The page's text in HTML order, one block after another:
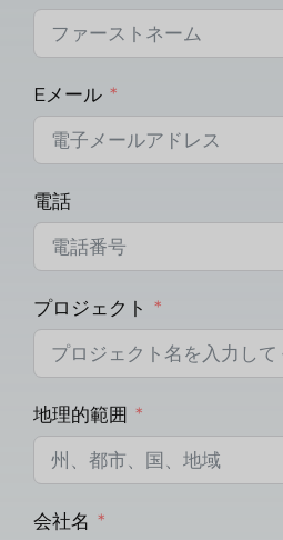
Eメール
電話
プロジェクト
地理的範囲
会社名